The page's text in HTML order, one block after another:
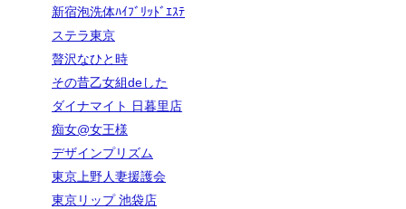
新宿泡洗体ﾊｲﾌﾞﾘｯﾄﾞｴｽﾃ
ステラ東京
贅沢なひと時
その昔乙女組deした
ダイナマイト 日暮里店
痴女@女王様
デザインプリズム
東京上野人妻援護会
東京リップ 池袋店